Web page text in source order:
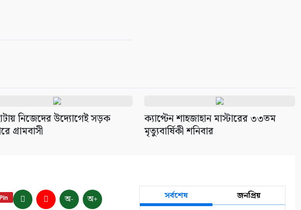
নিজেদের উদ্যোগেই সড়ক
গ্রামবাসী
ক্যাপ্টেন শাহজাহান মাস্টারের ৩৩তম
মৃত্যুবার্ষিকী শনিবার
Pin অ- অ+ সর্বশেষ জনপ্রিয়